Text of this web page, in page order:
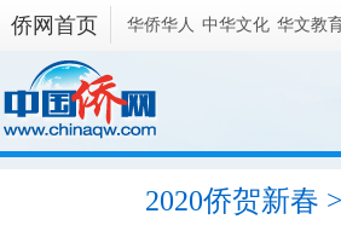
侨网首页 华侨华人 中华文化 华文教
2020侨贺新春